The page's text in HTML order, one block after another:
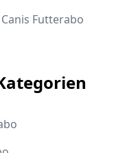
Futterabo